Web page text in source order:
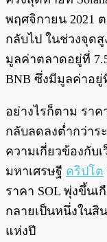
พฤศจิกายน 2021
กลับไป ในช่วงจุด
มูลค่าตลาดอยู่ที่
BNB ซึ่งมีมูลค่าอยู่
อย่างไรก็ตาม ราค
กลับลดลงต่ำกว่าร
ความเกี่ยวข้องกับเ
มหาเศรษฐี คริปโต
ราคา SOL พุ่งขึ้นเ
กลายเป็นหนึ่งใน
แห่งปี